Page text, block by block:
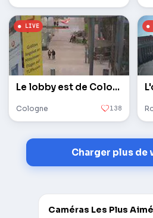
Le lobby est de Cologne / Bonn
Cologne 138
Charger plus de
Caméras Les Plus